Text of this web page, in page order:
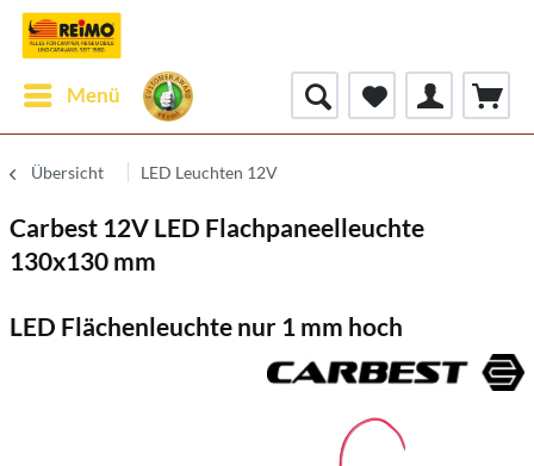
Menü
Übersicht LED Leuchten 12V
Carbest 12V LED Flachpaneelleuchte
130x130 mm
LED Flächenleuchte nur 1 mm hoch